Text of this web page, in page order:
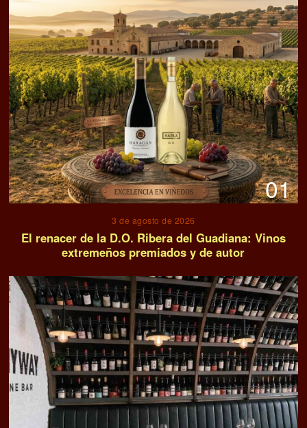
01
3 de agosto de 2026
El renacer de la D.O. Ribera del Guadiana: Vinos
extremeños premiados y de autor